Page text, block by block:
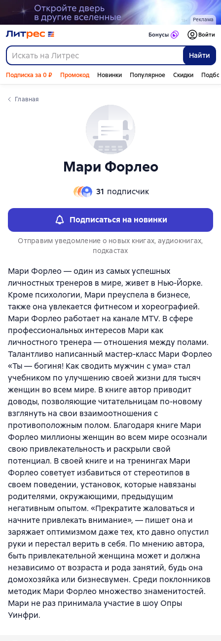
Реклама
Найти
Бонусы Войти
Подписка за 0 ₽ Промокод Новинки Популярное Скидки
Главная
Мари Форлео
31 подписчик
Подписаться на новинки
Отправим уведомление о новых книгах, аудиокнигах,
подкастах
Мари Форлео — один из самых успешных
личностных тренеров в мире, живет в Нью-Йорке.
Кроме психологии, Мари преуспела в бизнесе,
также она увлекается фитнесом и хореографией.
Мари Форлео работает на канале MTV. В сфере
профессиональных интересов Мари как
личностного тренера — отношения между полами.
Талантливо написанный мастер-класс Мари Форлео
«Ты — богиня! Как сводить мужчин с ума» стал
учебником по улучшению своей жизни для тысяч
женщин во всем мире. В книге автор приводит
доводы, позволяющие читательницам по-новому
взглянуть на свои взаимоотношения с
противоположным полом. Благодаря книге Мари
Форлео миллионы женщин во всем мире осознали
свою привлекательность и раскрыли свой
потенциал. В своей книге и на тренингах Мари
Форлео советует избавиться от стереотипов в
своем поведении, установок, которые навязаны
родителями, окружающими, предыдущим
негативным опытом. «Прекратите жаловаться и
начните привлекать внимание», — пишет она и
заряжает оптимизмом даже тех, кто давно опустил
руки и перестал верить в себя. По мнению автора,
быть привлекательной женщина может и должна
независимо от возраста и рода занятий, будь она
домохозяйка или бизнесвумен. Среди поклонников
методик Мари Форлео множество знаменитостей.
Мари не раз принимала участие в шоу Опры
Уинфри.